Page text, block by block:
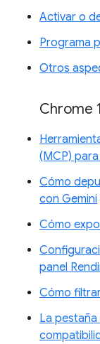
Activar o
Programa
Otros
Chrome
(MCP)
Cómo
con Gemini
Cómo
panel
Cómo
La